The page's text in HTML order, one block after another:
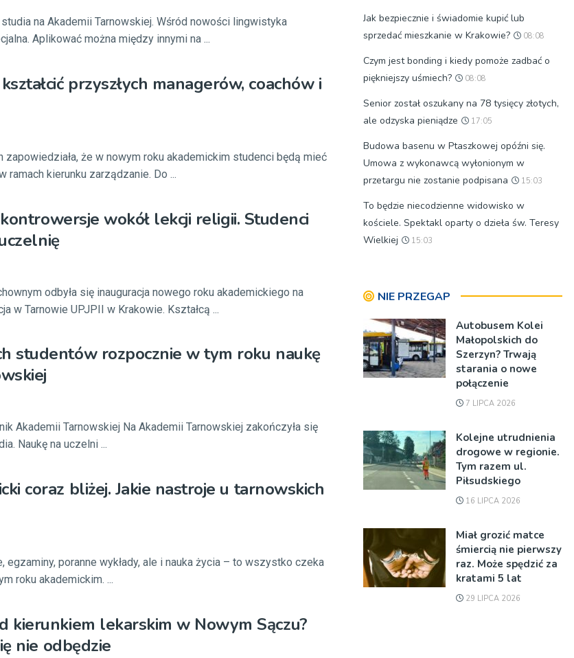
studia na Akademii Tarnowskiej. Wśród nowości lingwistyka
Aplikować można między innymi na ...
przyszłych managerów, coachów i
zapowiedziała, że w nowym roku akademickim studenci będą mieć
kierunku zarządzanie. Do ...
kontrowersje wokół lekcji religii. Studenci
odbyła się inauguracja nowego roku akademickiego na
w Tarnowie UPJPII w Krakowie. Kształcą ...
studentów rozpocznie w tym roku naukę
Akademii Tarnowskiej Na Akademii Tarnowskiej zakończyła się
Naukę na uczelni ...
coraz bliżej. Jakie nastroje u tarnowskich
egzaminy, poranne wykłady, ale i nauka życia – to wszystko czeka
roku akademickim. ...
kierunkiem lekarskim w Nowym Sączu?
nie odbędzie
Jak bezpiecznie i świadomie kupić lub
sprzedać mieszkanie w Krakowie?
08:08
Czym jest bonding i kiedy pomoże zadbać o
piękniejszy uśmiech?
08:08
Senior został oszukany na 78 tysięcy złotych,
ale odzyska pieniądze
17:05
Budowa basenu w Ptaszkowej opóźni się.
Umowa z wykonawcą wyłonionym w
przetargu nie zostanie podpisana
15:03
To będzie niecodzienne widowisko w
kościele. Spektakl oparty o dzieła św. Teresy
Wielkiej
15:03
NIE PRZEGAP
Autobusem Kolei
Małopolskich do
Szerzyn? Trwają
starania o nowe
połączenie
7 LIPCA 2026
Kolejne utrudnienia
drogowe w regionie.
Tym razem ul.
Piłsudskiego
16 LIPCA 2026
Miał grozić matce
śmiercią nie pierwszy
raz. Może spędzić za
kratami 5 lat
29 LIPCA 2026